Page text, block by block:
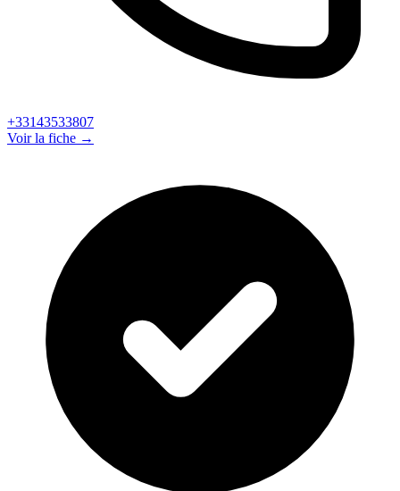
+33143533807
Voir la fiche →